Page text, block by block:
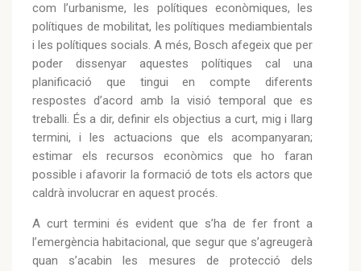
com l’urbanisme, les polítiques econòmiques, les
polítiques de mobilitat, les polítiques mediambientals
i les polítiques socials. A més, Bosch afegeix que per
poder dissenyar aquestes polítiques cal una
planificació que tingui en compte diferents
respostes d’acord amb la visió temporal que es
treballi. És a dir, definir els objectius a curt, mig i llarg
termini, i les actuacions que els acompanyaran;
estimar els recursos econòmics que ho faran
possible i afavorir la formació de tots els actors que
caldrà involucrar en aquest procés.
A curt termini és evident que s’ha de fer front a
l’emergència habitacional, que segur que s’agreugerà
quan s’acabin les mesures de protecció dels